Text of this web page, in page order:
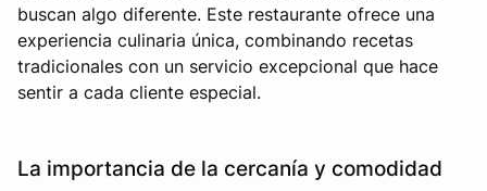
buscan algo diferente. Este restaurante ofrece una
experiencia culinaria única, combinando recetas
tradicionales con un servicio excepcional que hace
sentir a cada cliente especial.
La importancia de la cercanía y comodidad